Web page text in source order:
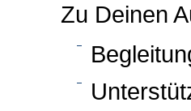
Zu Deinen